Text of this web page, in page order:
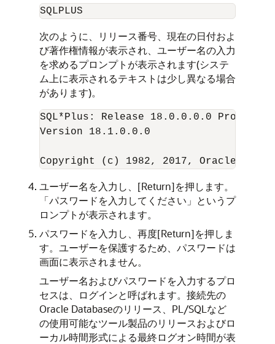
SQLPLUS
次のように、リリース番号、現在の日付およ
び著作権情報が表示され、ユーザー名の入力
を求めるプロンプトが表示されます(システ
ム上に表示されるテキストは少し異なる場合
があります)。
SQL*Plus: Release 18.0.0.0.0
Version 18.1.0.0.0
Copyright (c) 1982, 2017, Oracle. All
ユーザー名を入力し、[Return]を押します。
「パスワードを入力してください」というプ
ロンプトが表示されます。
パスワードを入力し、再度[Return]を押しま
す。ユーザーを保護するため、パスワードは
画面に表示されません。
ユーザー名およびパスワードを入力するプロ
セスは、ログインと呼ばれます。接続先の
Oracle Databaseのリリース、PL/SQLなど
の使用可能なツール製品のリリースおよびロ
ーカル時間形式による最終ログオン時間が表